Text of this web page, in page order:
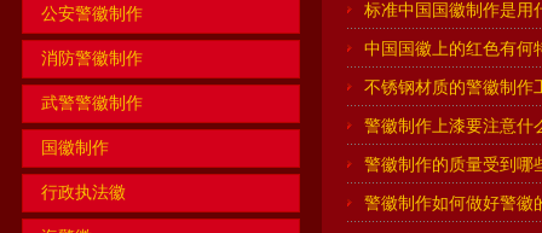
公安警徽制作
消防警徽制作
武警警徽制作
国徽制作
行政执法徽
标准中国国徽制作是用
中国国徽上的红色有何
不锈钢材质的警徽制作
警徽制作上漆要注意什
警徽制作的质量受到哪
警徽制作如何做好警徽